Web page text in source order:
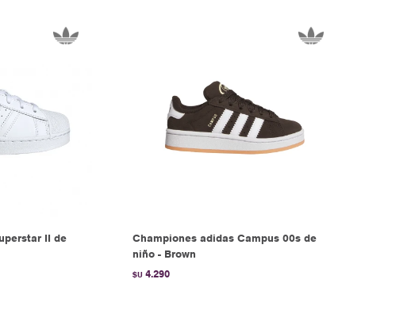
II de
Championes adidas Campus 00s de
niño - Brown
$U 4.290